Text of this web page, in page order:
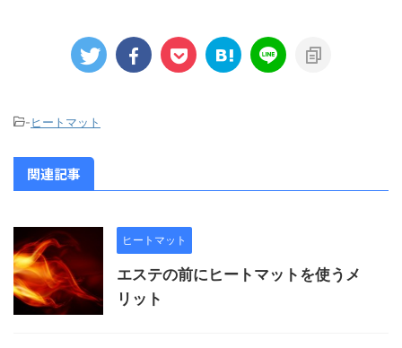
-ヒートマット
関連記事
ヒートマット
エステの前にヒートマットを使うメ
リット